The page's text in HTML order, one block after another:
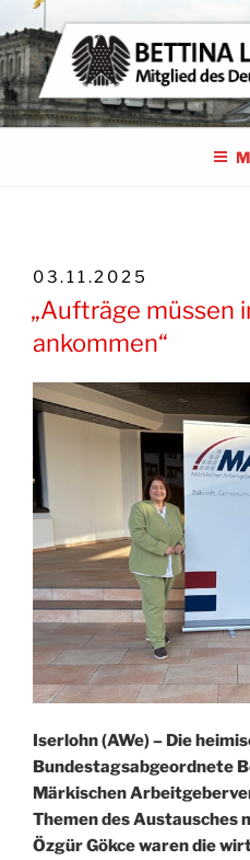
Zum
Inhalt
springen
MITGLIED DES DEUTSCHEN
VERÖFFENTLICHT
AM
03.11.2025
„Aufträge müssen
ankommen“
Iserlohn (AWe) – Die
Bundestagsabgeordnete
Märkischen
Themen des Austausches
Özgür Gökce waren die